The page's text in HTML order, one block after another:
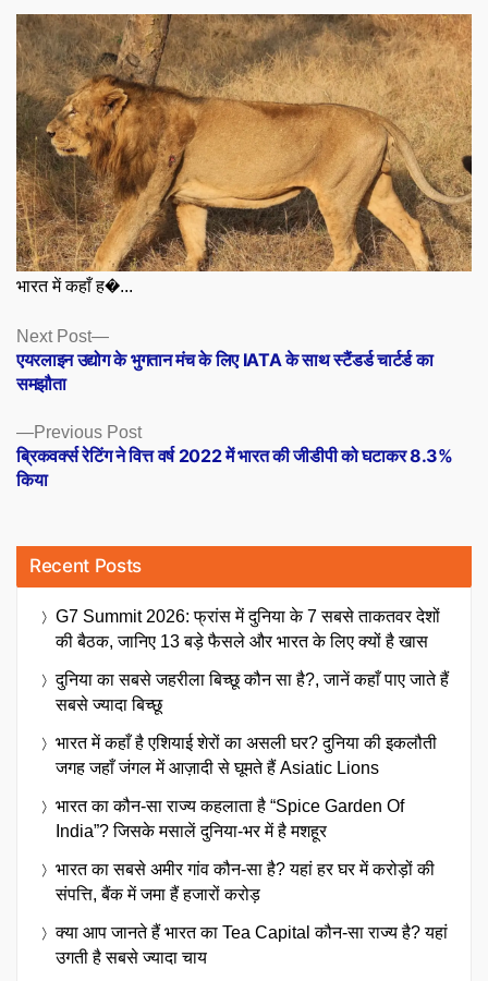
भारत में कहाँ ह�...
Posts
navigation
Previous PostPrevious
post:
ब्रिकवर्क्स रेटिंग ने वित्त वर्ष 2022 में भारत की जीडीपी को घटाकर 8.3%
किया
Next Post
Next
post:
एयरलाइन उद्योग के भुगतान मंच के लिए IATA के साथ स्टैंडर्ड चार्टर्ड का
समझौता
Recent Posts
G7 Summit 2026: फ्रांस में दुनिया के 7 सबसे ताकतवर देशों
की बैठक, जानिए 13 बड़े फैसले और भारत के लिए क्यों है खास
दुनिया का सबसे जहरीला बिच्छू कौन सा है?, जानें कहाँ पाए जाते हैं
सबसे ज्यादा बिच्छू
भारत में कहाँ है एशियाई शेरों का असली घर? दुनिया की इकलौती
जगह जहाँ जंगल में आज़ादी से घूमते हैं Asiatic Lions
भारत का कौन-सा राज्य कहलाता है “Spice Garden Of
India”? जिसके मसालें दुनिया-भर में है मशहूर
भारत का सबसे अमीर गांव कौन-सा है? यहां हर घर में करोड़ों की
संपत्ति, बैंक में जमा हैं हजारों करोड़
क्या आप जानते हैं भारत का Tea Capital कौन-सा राज्य है? यहां
उगती है सबसे ज्यादा चाय